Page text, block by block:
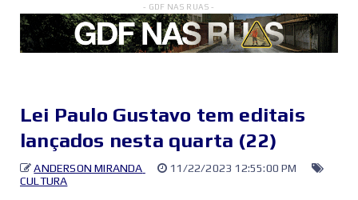
- GDF NAS RUAS -
Lei Paulo Gustavo tem editais
lançados nesta quarta (22)
ANDERSON MIRANDA
11/22/2023 12:55:00 PM
CULTURA